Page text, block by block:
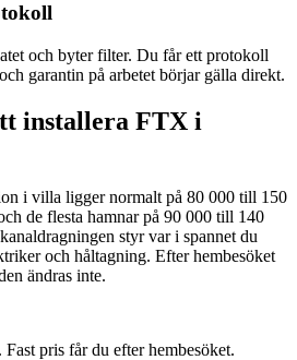
och byter filter. Du får ett protokoll
garantin på arbetet börjar gälla direkt.
installera FTX i
i villa ligger normalt på 80 000 till 150
de flesta hamnar på 90 000 till 140
styr var i spannet du
och håltagning. Efter hembesöket
ändras inte.
pris får du efter hembesöket.